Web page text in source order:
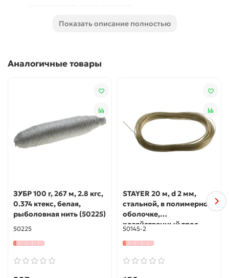
Использование
обеспечивает более высокую разрывную нагрузку (до
Показать описание полностью
Аналогичные товары
ЗУБР 100 г, 267 м, 2.8 кгс,
0.374 ктекс, белая,
рыболовная нить (50225)
50225
STAYER 20 м, d 2 мм,
стальной, в полимерной
оболочке,
хозяйственный трос
(50145-2)
50145-2